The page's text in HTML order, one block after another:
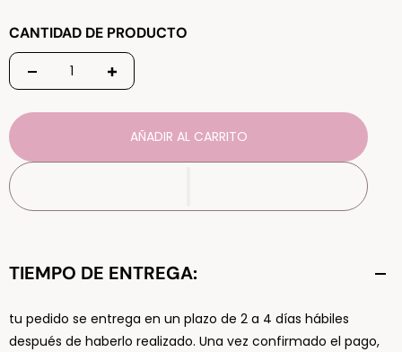
CANTIDAD DE PRODUCTO
AÑADIR AL CARRITO
TIEMPO DE ENTREGA:
tu pedido se entrega en un plazo de 2 a 4 días hábiles
después de haberlo realizado. Una vez confirmado el pago,